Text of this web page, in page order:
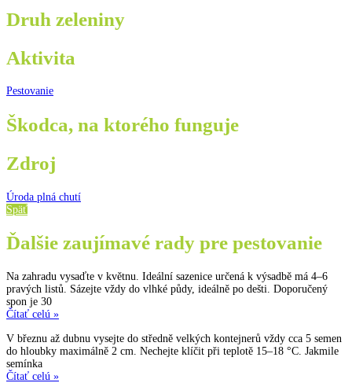
Druh zeleniny
Aktivita
Pestovanie
Škodca, na ktorého funguje
Zdroj
Úroda plná chutí
Späť
Ďalšie zaujímavé rady pre pestovanie
Na zahradu vysaďte v květnu. Ideální sazenice určená k výsadbě má 4–6
pravých listů. Sázejte vždy do vlhké půdy, ideálně po dešti. Doporučený
spon je 30
Čítať celú »
V březnu až dubnu vysejte do středně velkých kontejnerů vždy cca 5 semen
do hloubky maximálně 2 cm. Nechejte klíčit při teplotě 15–18 °C. Jakmile
semínka
Čítať celú »